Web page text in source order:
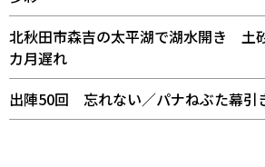
北秋田市森吉の太平湖で湖水開き 土
カ月遅れ
出陣50回 忘れない／パナねぶた幕